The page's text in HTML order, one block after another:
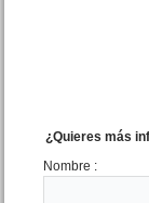
¿Quieres más
Nombre :